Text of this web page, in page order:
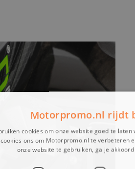
Motorpromo.nl rijdt
cookies om onze website goed te
ons om Motorpromo.nl te verbeteren
onze website te gebruiken, ga je